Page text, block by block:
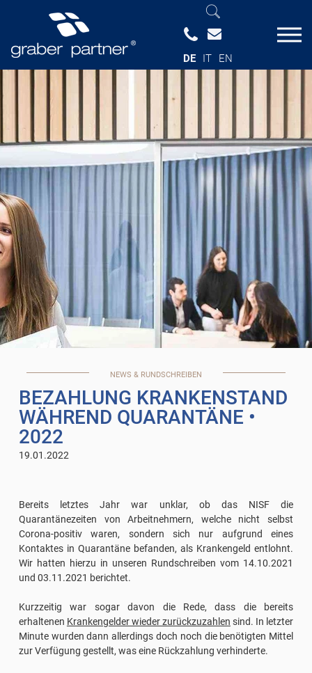
DE IT EN
NEWS & RUNDSCHREIBEN
BEZAHLUNG KRANKENSTAND
WÄHREND QUARANTÄNE •
2022
19.01.2022
Bereits letztes Jahr war unklar, ob das NISF die
Quarantänezeiten von Arbeitnehmern, welche nicht selbst
Corona-positiv waren, sondern sich nur aufgrund eines
Kontaktes in Quarantäne befanden, als Krankengeld entlohnt.
Wir hatten hierzu in unseren Rundschreiben vom 14.10.2021
und 03.11.2021 berichtet.
Kurzzeitig war sogar davon die Rede, dass die bereits
erhaltenen Krankengelder wieder zurückzuzahlen sind. In letzter
Minute wurden dann allerdings doch noch die benötigten Mittel
zur Verfügung gestellt, was eine Rückzahlung verhinderte.